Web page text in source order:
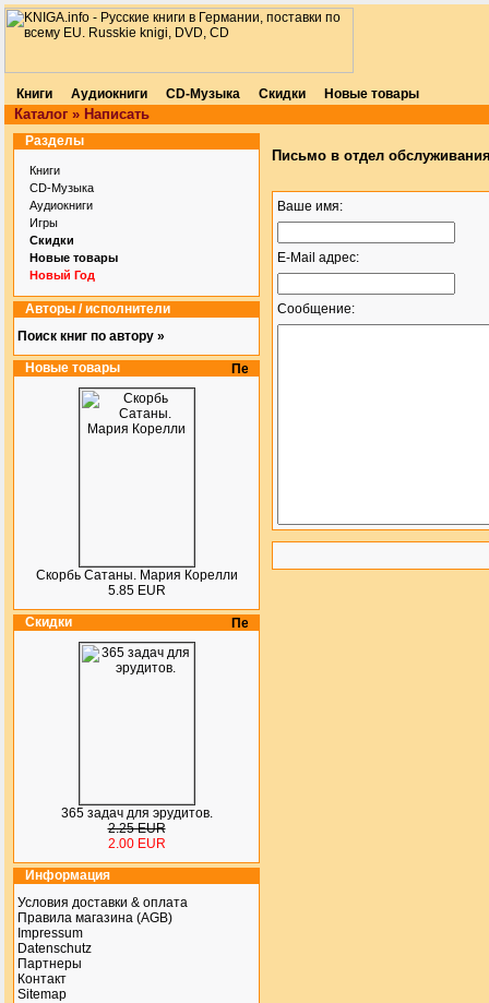
Книги Аудиокниги CD-Музыка Скидки Новые товары
Каталог » Написать
Разделы
Книги
CD-Музыка
Аудиокниги
Игры
Скидки
Новые товары
Новый Год
Авторы / исполнители
Поиск книг по автору »
Новые товары
Скорбь Сатаны. Мария Корелли
5.85 EUR
Скидки
365 задач для эрудитов.
2.25 EUR
2.00 EUR
Информация
Условия доставки & оплата
Правила магазина (AGB)
Impressum
Datenschutz
Партнеры
Контакт
Sitemap
Письмо в отдел
Ваше имя:
E-Mail адрес:
Сообщение: